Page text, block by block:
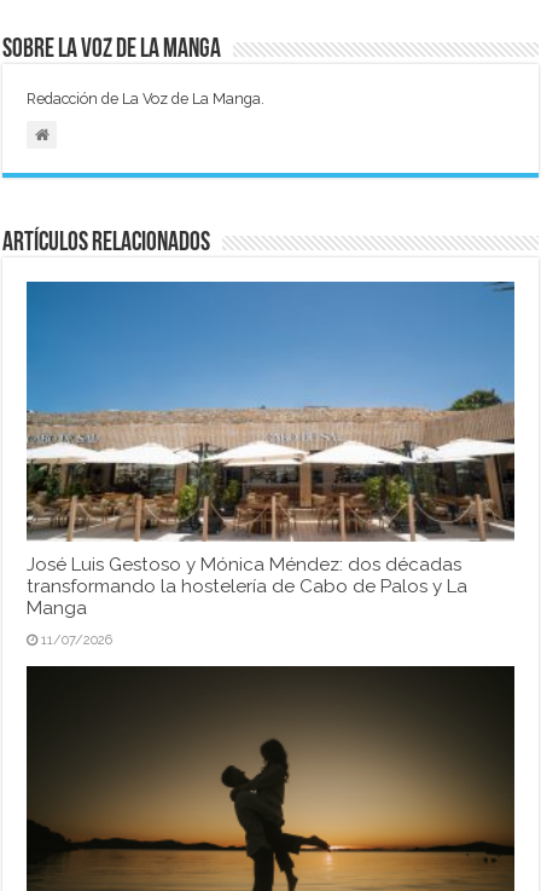
Sobre La Voz de La Manga
Redacción de La Voz de La Manga.
Artículos relacionados
José Luis Gestoso y Mónica Méndez: dos décadas
transformando la hostelería de Cabo de Palos y La
Manga
11/07/2026